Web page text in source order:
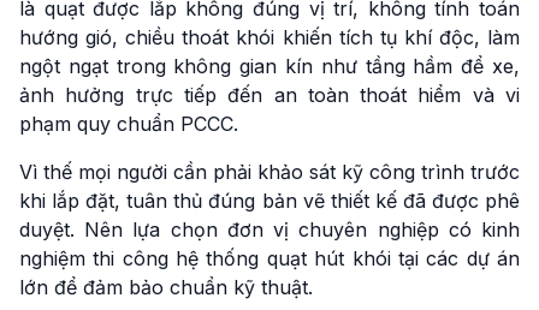
là quạt được lắp không đúng vị trí, không tính toán
hướng gió, chiều thoát khói khiến tích tụ khí độc, làm
ngột ngạt trong không gian kín như tầng hầm để xe,
ảnh hưởng trực tiếp đến an toàn thoát hiểm và vi
phạm quy chuẩn PCCC.
Vì thế mọi người cần phải khảo sát kỹ công trình trước
khi lắp đặt, tuân thủ đúng bản vẽ thiết kế đã được phê
duyệt. Nên lựa chọn đơn vị chuyên nghiệp có kinh
nghiệm thi công hệ thống quạt hút khói tại các dự án
lớn để đảm bảo chuẩn kỹ thuật.